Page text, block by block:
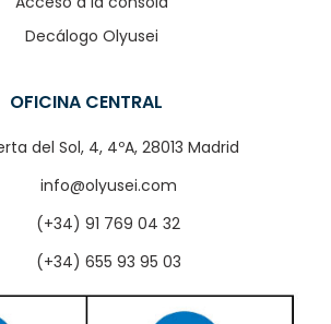
Decálogo Olyusei
OFICINA CENTRAL
del Sol, 4, 4ºA, 28013 Madrid
info@olyusei.com
(+34) 91 769 04 32
(+34) 655 93 95 03